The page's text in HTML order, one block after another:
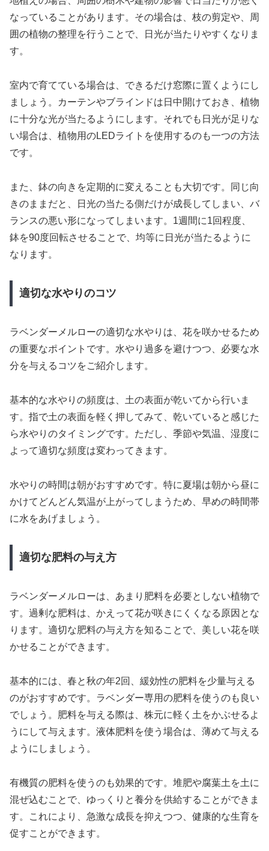
なっていることがあります。その場合は、枝の剪定や、周
囲の植物の整理を行うことで、日光が当たりやすくなりま
す。
室内で育てている場合は、できるだけ窓際に置くようにし
ましょう。カーテンやブラインドは日中開けておき、植物
に十分な光が当たるようにします。それでも日光が足りな
い場合は、植物用のLEDライトを使用するのも一つの方法
です。
また、鉢の向きを定期的に変えることも大切です。同じ向
きのままだと、日光の当たる側だけが成長してしまい、バ
ランスの悪い形になってしまいます。1週間に1回程度、
鉢を90度回転させることで、均等に日光が当たるように
なります。
適切な水やりのコツ
ラベンダーメルローの適切な水やりは、花を咲かせるため
の重要なポイントです。水やり過多を避けつつ、必要な水
分を与えるコツをご紹介します。
基本的な水やりの頻度は、土の表面が乾いてから行いま
す。指で土の表面を軽く押してみて、乾いていると感じた
ら水やりのタイミングです。ただし、季節や気温、湿度に
よって適切な頻度は変わってきます。
水やりの時間は朝がおすすめです。特に夏場は朝から昼に
かけてどんどん気温が上がってしまうため、早めの時間帯
に水をあげましょう。
適切な肥料の与え方
ラベンダーメルローは、あまり肥料を必要としない植物で
す。過剰な肥料は、かえって花が咲きにくくなる原因とな
ります。適切な肥料の与え方を知ることで、美しい花を咲
かせることができます。
基本的には、春と秋の年2回、緩効性の肥料を少量与える
のがおすすめです。ラベンダー専用の肥料を使うのも良い
でしょう。肥料を与える際は、株元に軽く土をかぶせるよ
うにして与えます。液体肥料を使う場合は、薄めて与える
ようにしましょう。
有機質の肥料を使うのも効果的です。堆肥や腐葉土を土に
混ぜ込むことで、ゆっくりと養分を供給することができま
す。これにより、急激な成長を抑えつつ、健康的な生育を
促すことができます。